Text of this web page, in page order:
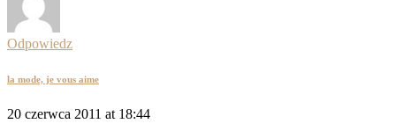
Odpowiedz
la mode, je vous aime
20 czerwca 2011 at 18:44